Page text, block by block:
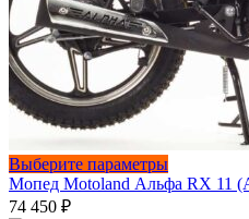
Выберите параметрыЭтот
товар
Мопед Motoland Альфа RX 11
74 450 ₽